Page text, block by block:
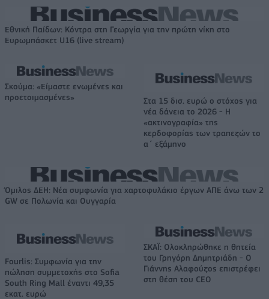
Εθνική Παίδων: Κόντρα στη Γεωργία για την πρώτη νίκη στο
Ευρωμπάσκετ U16 (live stream)
Σκούμα: «Είμαστε ενωμένες και
προετοιμασμένες»
Στα 15 δισ. ευρώ ο στόχος για
νέα δάνεια το 2026 - Η
«ακτινογραφία» της
κερδοφορίας των τραπεζών το
α΄ εξάμηνο
Όμιλος ΔΕΗ: Νέα συμφωνία για χαρτοφυλάκιο έργων ΑΠΕ άνω των 2
GW σε Πολωνία και Ουγγαρία
Fourlis: Συμφωνία για την
πώληση συμμετοχής στο Sofia
South Ring Mall έναντι 49,35
εκατ. ευρώ
ΣΚΑΪ: Ολοκληρώθηκε η θητεία
του Γρηγόρη Δημητριάδη - Ο
Γιάννης Αλαφούζος επιστρέφει
στη θέση του CEO